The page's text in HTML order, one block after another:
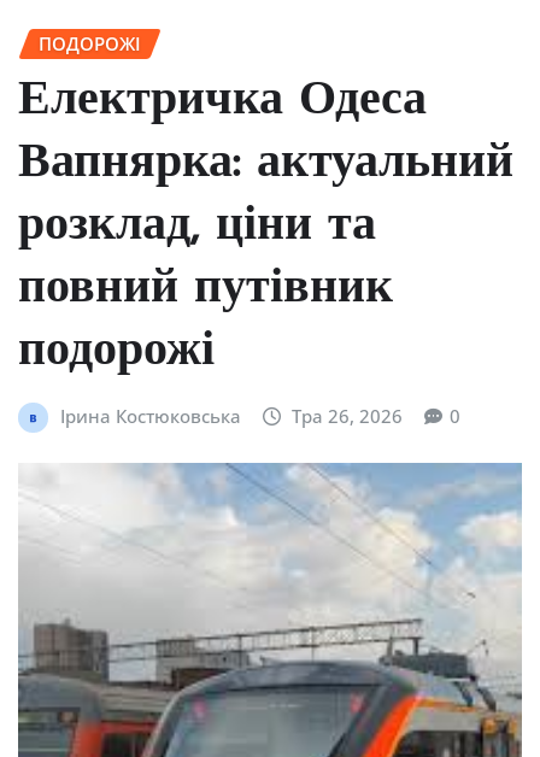
ПОДОРОЖІ
Електричка Одеса
Вапнярка: актуальний
розклад, ціни та
повний путівник
подорожі
Ірина Костюковська Тра 26, 2026 0